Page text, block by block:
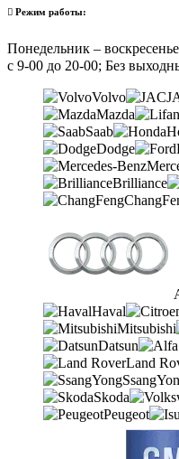
Режим работы:
Понедельник – воскресенье
с 9-00 до 20-00; Без
Volvo
Mazda
Saab
Dodge
Brilliance
Haval
Mitsubishi
Datsun
Land
Skoda
Peugeot